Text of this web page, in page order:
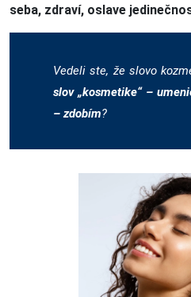
seba, zdraví, oslave
Vedeli ste, že slovo
slov „kosmetike“ –
– zdobím?